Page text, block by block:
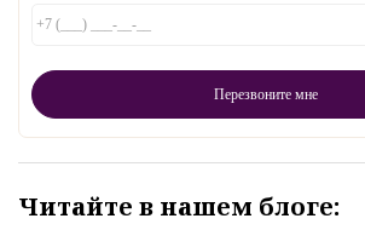
Читайте в нашем блоге: